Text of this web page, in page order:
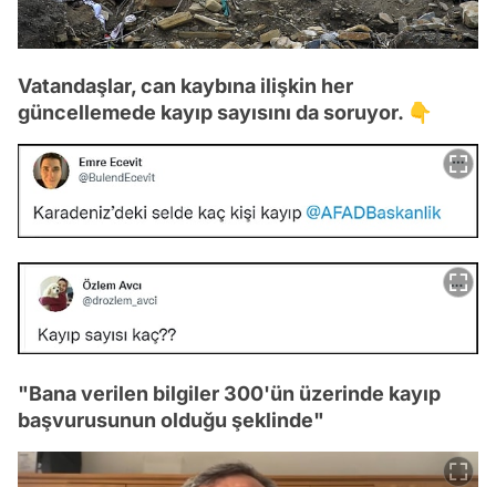
Vatandaşlar, can kaybına ilişkin her
güncellemede kayıp sayısını da soruyor. 👇
"Bana verilen bilgiler 300'ün üzerinde kayıp
başvurusunun olduğu şeklinde"